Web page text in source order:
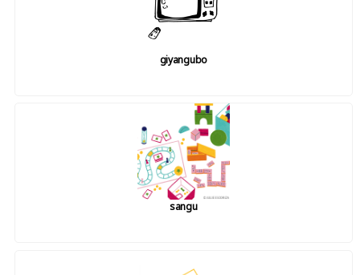
giyangubo
sangu